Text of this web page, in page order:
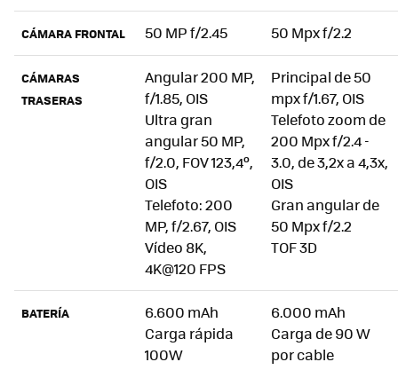
CÁMARA FRONTAL 50 MP f/2.45 50 Mpx f/2.2
CÁMARAS
TRASERAS
Angular 200 MP,
f/1.85, OIS
Ultra gran
angular 50 MP,
f/2.0, FOV 123,4º,
OIS
Telefoto: 200
MP, f/2.67, OIS
Vídeo 8K,
4K@120 FPS
Principal de 50
mpx f/1.67, OIS
Telefoto zoom de
200 Mpx f/2.4 -
3.0, de 3,2x a 4,3x,
OIS
Gran angular de
50 Mpx f/2.2
TOF 3D
BATERÍA
6.600 mAh
Carga rápida
100W
6.000 mAh
Carga de 90 W
por cable